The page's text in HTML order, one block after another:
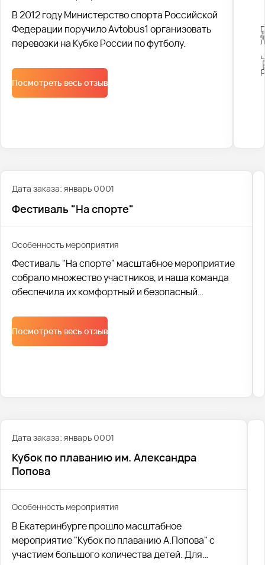
В 2012 году Министерство спорта Российской
Федерации поручило Avtobus1 организовать
перевозки на Кубке России по футболу.
Посмотреть весь отзыв
Дата заказа: январь 0001
Фестиваль "На спорте"
Особенность мероприятия
Фестиваль "На спорте" масштабное мероприятие
собрало множество участников, и наша команда
обеспечила их комфортный и безопасный
современные автобусы, соответствующие всем
стандартам безопасности. Каждое транспортное
средство было оснащено удобными сиденьями,
Посмотреть весь отзыв
Дата заказа: январь 0001
Кубок по плаванию им. Александра
Попова
Особенность мероприятия
В Екатеринбурге прошло масштабное
мероприятие "Кубок по плаванию А.Попова" с
участием большого количества детей. Для